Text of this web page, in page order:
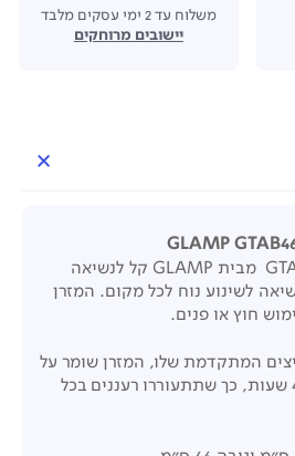
משלוח עד 2 ימי עסקים מלבד
יישובים מרוחקים
מזרן זוגי עבה דגם GTAB46 מבית GLAMP קל לנשיאה
לשינוע נוח לכל מקום. המזרן
חוץ או פנים.
המתקדמת שלו, המזרן שומר על
יציבות ותמיכה עד ל-48 שעות, כך שתתעוררו רעננים בכל